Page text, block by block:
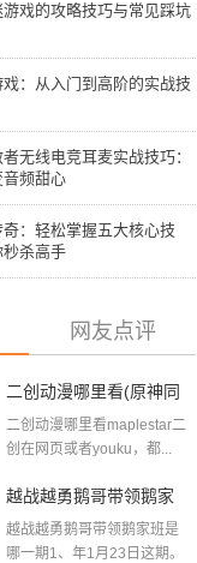
游戏的攻略技巧与常见踩坑
：从入门到高阶的实战技
无线电竞耳麦实战技巧：
频甜心
：轻松掌握五大核心技
杀高手
网友点评
二创动漫哪里看(原神同
人二创游戏网站推荐)
二创动漫哪里看maplestar二
创在网页或者youku，都...
越战越勇鹅哥带领鹅家
班是哪一期(暗区突围鹅
越战越勇鹅哥带领鹅家班是
哪一期1、年1月23日这期。